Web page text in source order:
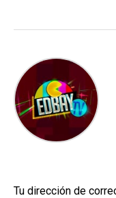
Tu dirección de